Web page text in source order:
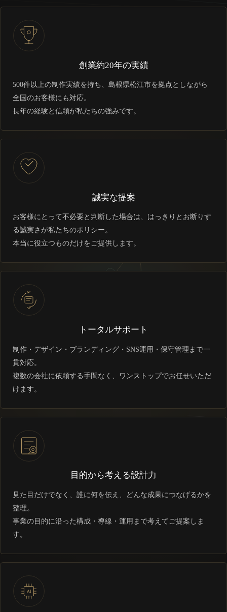
創業約20年の実績
500件以上の制作実績を持ち、島根県松江市を拠点としながら
全国のお客様にも対応。
長年の経験と信頼が私たちの強みです。
誠実な提案
お客様にとって不必要と判断した場合は、はっきりとお断りす
る誠実さが私たちのポリシー。
本当に役立つものだけをご提供します。
トータルサポート
制作・デザイン・ブランディング・SNS運用・保守管理まで一
貫対応。
複数の会社に依頼する手間なく、ワンストップでお任せいただ
けます。
目的から考える設計力
見た目だけでなく、誰に何を伝え、どんな成果につなげるかを
整理。
事業の目的に沿った構成・導線・運用まで考えてご提案しま
す。
AI